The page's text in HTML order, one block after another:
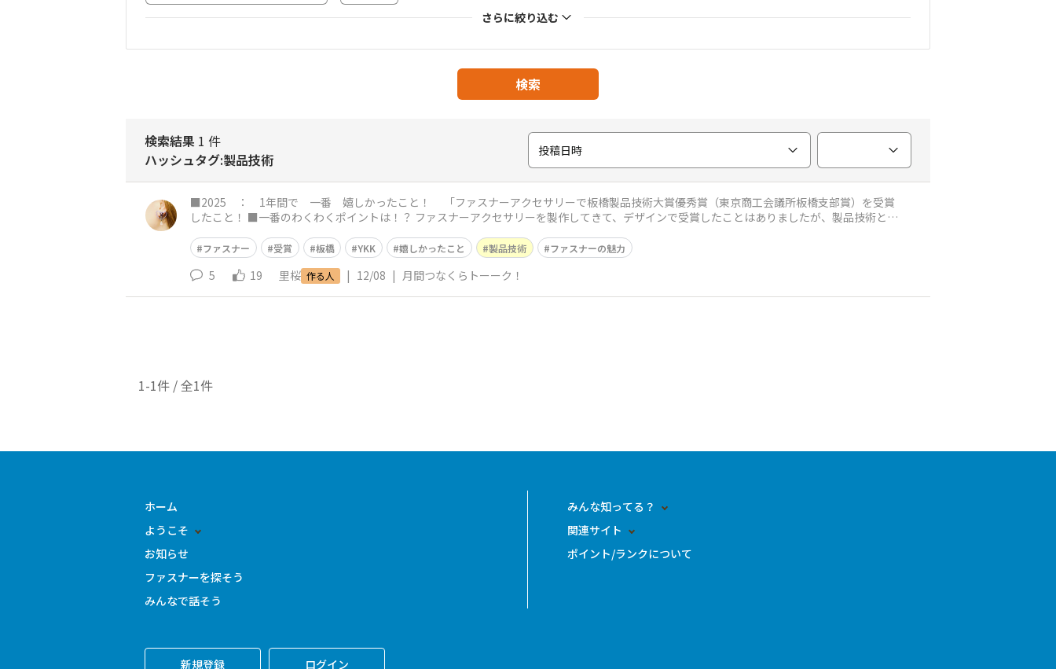
さらに絞り込む
検索
検索結果 1 件
ハッシュタグ:製品技術
投稿日時
■2025 ： 1年間で 一番 嬉しかったこと！ 「ファスナーアクセサリーで板橋製品技術大賞優秀賞（東京商工会議所板橋支部賞）を受賞
したこと！ ■一番のわくわくポイントは！？ ファスナーアクセサリーを製作してきて、デザインで受賞したことはありましたが、製品技術とし
ファスナー 受賞 板橋 YKK 嬉しかったこと 製品技術 ファスナーの魅力
5 19 里桜 作る人 | 12/08 | 月間つなくらトーーク！
1-1件 / 全1件
ホーム
ようこそ
お知らせ
ファスナーを探そう
みんなで話そう
みんな知ってる？
関連サイト
ポイント/ランクについて
新規登録 ログイン